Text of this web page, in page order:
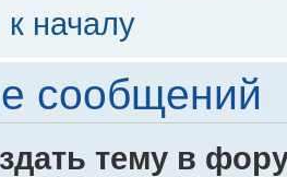
началу
сообщений
тему в